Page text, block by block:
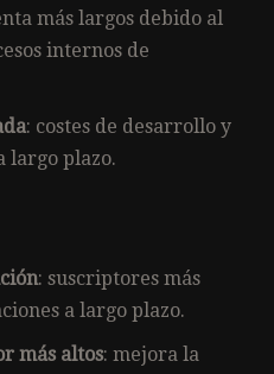
más largos debido al
internos de
: costes de desarrollo y
largo plazo.
: suscriptores más
a largo plazo.
más altos: mejora la